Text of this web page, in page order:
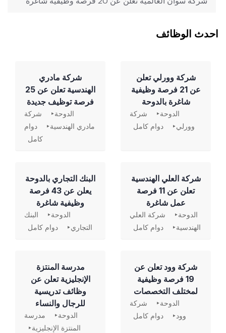
احدث الوظائف
شركة وورلي تعلن
عن 21 فرصة وظيفية
شاغرة بالدوحة
الدوحة
شركة
وورلي
دوام كامل
شركة مادري
الهندسية تعلن عن 25
فرصة توظيف جديدة
الدوحة
شركة
مادري الهندسية
دوام
كامل
شركة العلي الهندسية
تعلن عن 11 فرصة
عمل شاغرة
الدوحة
شركة العلي
الهندسية
دوام كامل
‏البنك التجاري بالدوحة
يعلن عن 43 فرصة
وظيفية شاغرة
الدوحة
البنك
التجاري
دوام كامل
شركة وود تعلن عن
19 فرصة وظيفية
لمختلف التخصصات
الدوحة
شركة
وود
دوام كامل
مدرسة المنتزة
الإنجليزية تعلن عن
وظائف تدريسية
للرجال والنساء
الدوحة
مدرسة
المنتزة الإنجليزية